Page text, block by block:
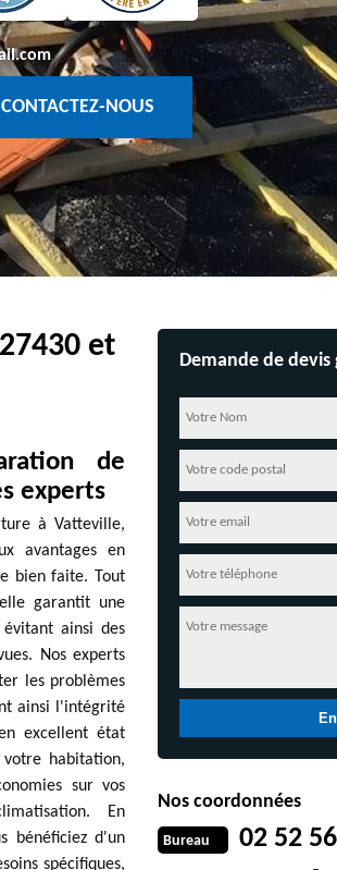
CONTACTEZ-NOUS
et
de
experts
à Vatteville,
avantages en
bien faite. Tout
garantit une
ainsi des
Nos experts
les problèmes
ainsi l'intégrité
excellent état
habitation,
sur vos
En
bénéficiez d'un
spécifiques,
Demande de
Nos coordonnées
Bureau 02 52